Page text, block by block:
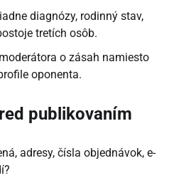
diagnózy, rodinný stav,
tretích osôb.
o zásah namiesto
oponenta.
publikovaním
adresy, čísla objednávok, e-